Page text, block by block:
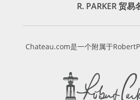
R. PARKER 贸易
Chateau.com是一个附属于